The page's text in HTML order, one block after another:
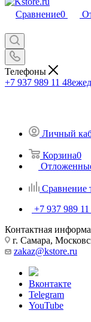
Сравнение0
Телефоны
+7 937 989 11 48
Личный
Корзина0
Сравнение
+7 937 989 11
Контактная
г. Самара,
zakaz@kstore.ru
Вконтакте
Telegram
YouTube